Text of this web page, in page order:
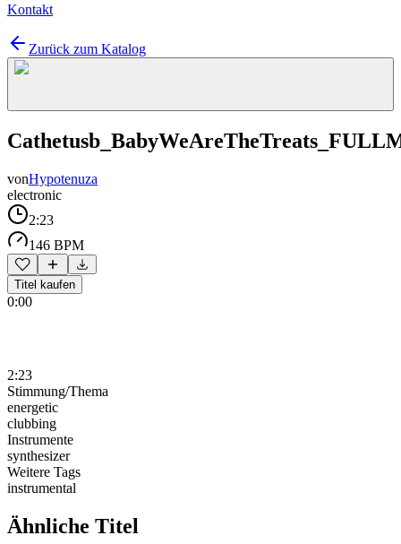
Kontakt
Zurück zum Katalog
vonHypotenuza
electronic
2:23
146 BPM
Titel kaufen
0:00
2:23
Stimmung/Thema
energetic
clubbing
Instrumente
synthesizer
Weitere Tags
instrumental
Ähnliche Titel